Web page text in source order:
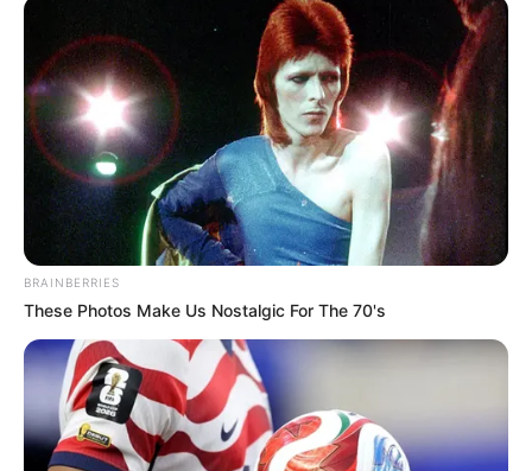
BRAINBERRIES
These Photos Make Us Nostalgic For The 70's